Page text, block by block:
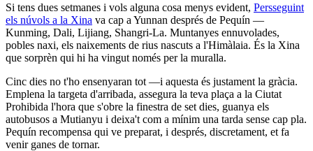
Si tens dues setmanes i vols alguna cosa menys evident, Persseguint
els núvols a la Xina va cap a Yunnan després de Pequín —
Kunming, Dali, Lijiang, Shangri-La. Muntanyes ennuvolades,
pobles naxi, els naixements de rius nascuts a l'Himàlaia. És la Xina
que sorprèn qui hi ha vingut només per la muralla.
Cinc dies no t'ho ensenyaran tot —i aquesta és justament la gràcia.
Emplena la targeta d'arribada, assegura la teva plaça a la Ciutat
Prohibida l'hora que s'obre la finestra de set dies, guanya els
autobusos a Mutianyu i deixa't com a mínim una tarda sense cap pla.
Pequín recompensa qui ve preparat, i després, discretament, et fa
venir ganes de tornar.